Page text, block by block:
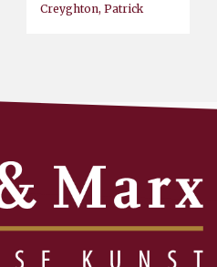
Creyghton, Patrick